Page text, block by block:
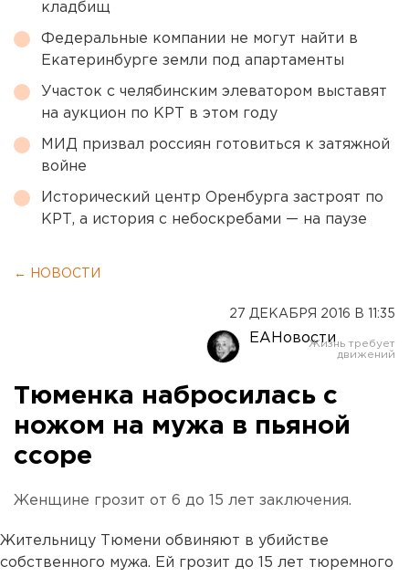
кладбищ
Федеральные компании не могут найти в
Екатеринбурге земли под апартаменты
Участок с челябинским элеватором выставят
на аукцион по КРТ в этом году
МИД призвал россиян готовиться к затяжной
войне
Исторический центр Оренбурга застроят по
КРТ, а история с небоскребами — на паузе
← НОВОСТИ
27 ДЕКАБРЯ 2016 В 11:35
ЕАНовости
Тюменка набросилась с
ножом на мужа в пьяной
ссоре
Женщине грозит от 6 до 15 лет заключения.
Жительницу Тюмени обвиняют в убийстве
собственного мужа. Ей грозит до 15 лет тюремного